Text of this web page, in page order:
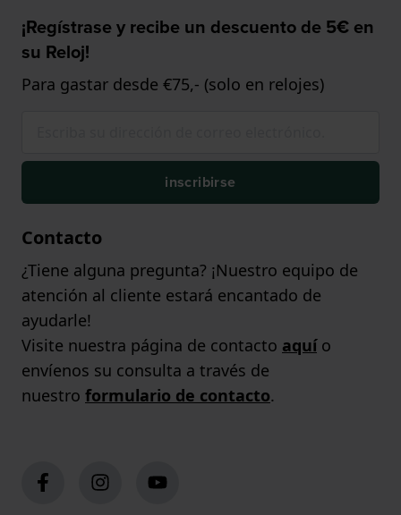
¡Regístrase y recibe un descuento de 5€ en
su Reloj!
Para gastar desde €75,- (solo en relojes)
inscribirse
Contacto
¿Tiene alguna pregunta? ¡Nuestro equipo de
atención al cliente estará encantado de
ayudarle!
Visite nuestra página de contacto aquío
envíenos su consulta a través de
nuestro formulario de contacto.